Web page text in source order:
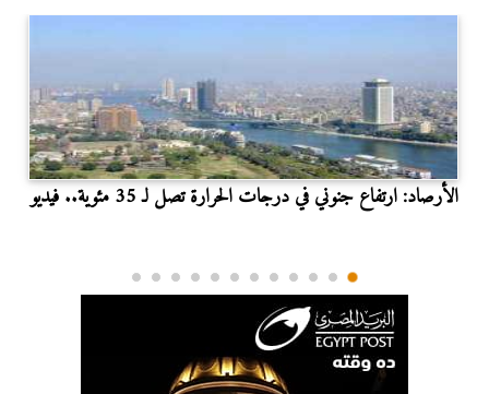
الأرصاد: ارتفاع جنوني في درجات الحرارة تصل لـ 35 مئوية.. فيديو